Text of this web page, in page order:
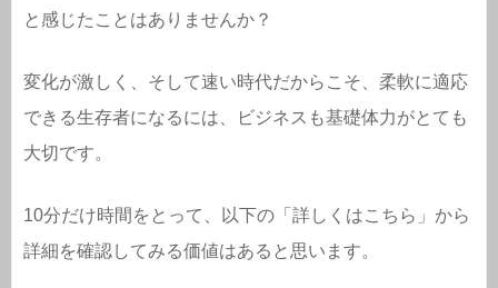
と感じたことはありませんか？
変化が激しく、そして速い時代だからこそ、柔軟に適応
できる生存者になるには、ビジネスも基礎体力がとても
大切です。
10分だけ時間をとって、以下の「詳しくはこちら」から
詳細を確認してみる価値はあると思います。